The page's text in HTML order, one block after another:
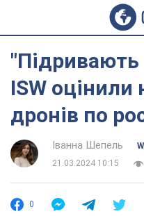
ISW оцінили
дронів по
Іванна Шепель
21.03.2024 10:15
0